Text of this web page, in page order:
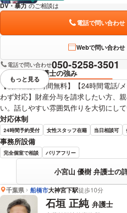
DV・暴力 のご相談は
電話で問い合わせ
Webで問い合わせ
電話で問い合わせ050-5258-3501
弁護士の強み
【初回相談1時間無料】【24時間電話/
わず対応】財産分与を請求したい方、
い。話しやすい雰囲気作りを大切にして
対応体制
24時間予約受付 女性スタッフ在籍 当日相談可
事務所設備
完全個室で相談 バリアフリー
小宮山 優樹 弁護士の
視覚的に省略されている要素を
もっと見る
千葉県 船橋市大神宮下駅徒歩10分
石垣 正純 弁護士